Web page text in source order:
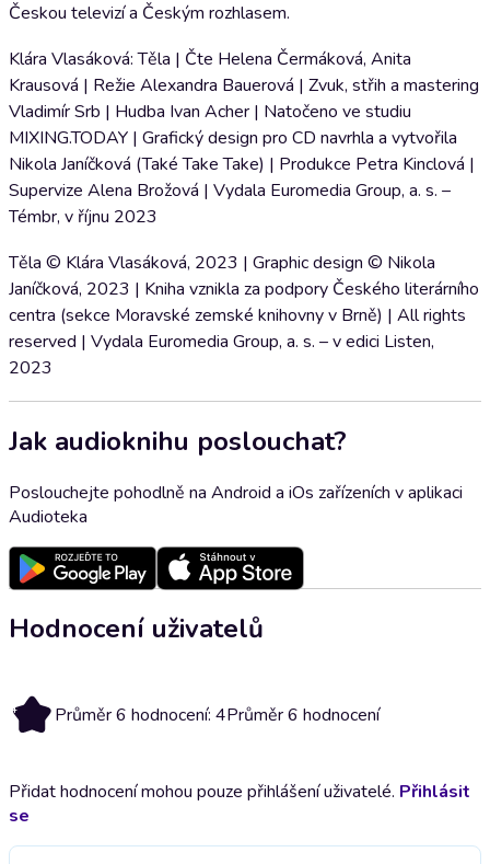
Českou televizí a Českým rozhlasem.
Klára Vlasáková: Těla | Čte Helena Čermáková, Anita
Krausová | Režie Alexandra Bauerová | Zvuk, střih a mastering
Vladimír Srb | Hudba Ivan Acher | Natočeno ve studiu
MIXING.TODAY | Grafický design pro CD navrhla a vytvořila
Nikola Janíčková (Také Take Take) | Produkce Petra Kinclová |
Supervize Alena Brožová | Vydala Euromedia Group, a. s. –
Témbr, v říjnu 2023
Těla © Klára Vlasáková, 2023 | Graphic design © Nikola
Janíčková, 2023 | Kniha vznikla za podpory Českého literárního
centra (sekce Moravské zemské knihovny v Brně) | All rights
reserved | Vydala Euromedia Group, a. s. – v edici Listen,
2023
Jak audioknihu poslouchat?
Poslouchejte pohodlně na Android a iOs zařízeních v aplikaci
Audioteka
Hodnocení uživatelů
4 Průměr 6 hodnocení: 4Průměr 6 hodnocení
Přidat hodnocení mohou pouze přihlášení uživatelé. Přihlásit
se